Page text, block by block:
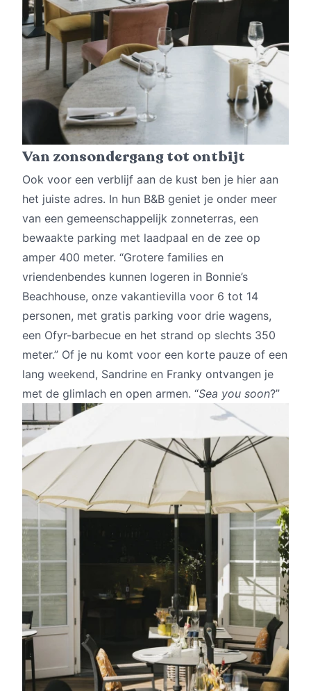
Van zonsondergang tot ontbijt
Ook voor een verblijf aan de kust ben je hier aan
het juiste adres. In hun B&B geniet je onder meer
van een gemeenschappelijk zonneterras, een
bewaakte parking met laadpaal en de zee op
amper 400 meter. “Grotere families en
vriendenbendes kunnen logeren in Bonnie’s
Beachhouse, onze vakantievilla voor 6 tot 14
personen, met gratis parking voor drie wagens,
een Ofyr-barbecue en het strand op slechts 350
meter.” Of je nu komt voor een korte pauze of een
lang weekend, Sandrine en Franky ontvangen je
met de glimlach en open armen. “Sea you soon?”